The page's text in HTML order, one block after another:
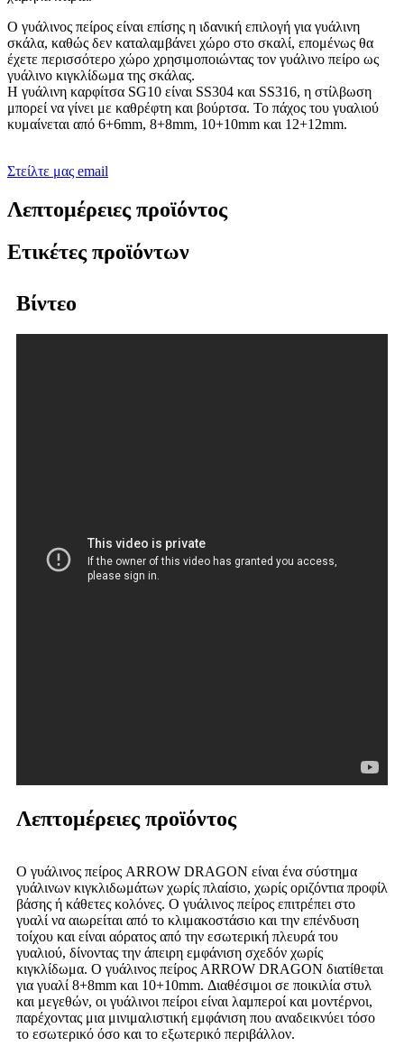
Ο γυάλινος πείρος είναι επίσης η ιδανική επιλογή για γυάλινη
σκάλα, καθώς δεν καταλαμβάνει χώρο στο σκαλί, επομένως θα
έχετε περισσότερο χώρο χρησιμοποιώντας τον γυάλινο πείρο ως
γυάλινο κιγκλίδωμα της σκάλας.
Η γυάλινη καρφίτσα SG10 είναι SS304 και SS316, η στίλβωση
μπορεί να γίνει με καθρέφτη και βούρτσα. Το πάχος του γυαλιού
κυμαίνεται από 6+6mm, 8+8mm, 10+10mm και 12+12mm.
Στείλτε μας email
Λεπτομέρειες προϊόντος
Ετικέτες προϊόντων
Βίντεο
Λεπτομέρειες προϊόντος
Ο γυάλινος πείρος ARROW DRAGON είναι ένα σύστημα
γυάλινων κιγκλιδωμάτων χωρίς πλαίσιο, χωρίς οριζόντια προφίλ
βάσης ή κάθετες κολόνες. Ο γυάλινος πείρος επιτρέπει στο
γυαλί να αιωρείται από το κλιμακοστάσιο και την επένδυση
τοίχου και είναι αόρατος από την εσωτερική πλευρά του
γυαλιού, δίνοντας την άπειρη εμφάνιση σχεδόν χωρίς
κιγκλίδωμα. Ο γυάλινος πείρος ARROW DRAGON διατίθεται
για γυαλί 8+8mm και 10+10mm. Διαθέσιμοι σε ποικιλία στυλ
και μεγεθών, οι γυάλινοι πείροι είναι λαμπεροί και μοντέρνοι,
παρέχοντας μια μινιμαλιστική εμφάνιση που αναδεικνύει τόσο
το εσωτερικό όσο και το εξωτερικό περιβάλλον.